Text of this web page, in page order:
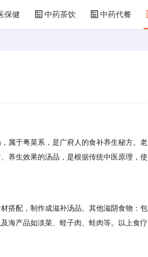
保健 中药茶饮 中药代餐
于粤菜系，是广府人的食补养生秘方。老
养生效果的汤品，是根据传统中医原理，使
配，制作成滋补汤品。其他滋阴食物：包
海产品如淡菜、蛏子肉、蛙肉等。以上食疗